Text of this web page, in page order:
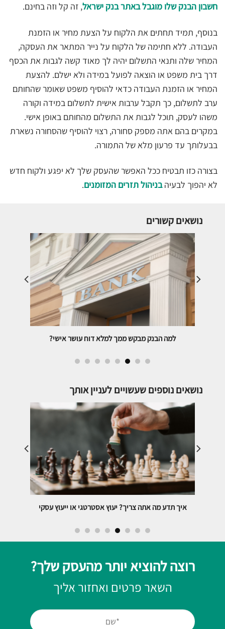
חשבון הבנק שלו מוגבל באתר בנק ישראל, זה קל וזה בחינם.
בנוסף, תמיד תחתים את הלקוח על הצעת מחיר או הזמנת
העבודה. ללא חתימה של הלקוח על נייר המתאר את העסקה,
המחיר שלה ותנאי התשלום יהיה לך מאוד קשה לגבות את הכסף
דרך בית משפט או הוצאה לפועל במידה ולא ישלם. להצעת
המחיר או הזמנת העבודה כדאי להוסיף משפט שאומר שהחותם
ערב לתשלום, כך תקבל ערבות אישית לתשלום במידה וקורה
משהו לעסק, תוכל לגבות את התשלום מהחותם באופן אישי.
במקרים בהם אתה מספק סחורה, רצוי להוסיף שהסחורה נשארת
בבעלותך עד פרעון מלא של התמורה.
בצורה כזו תבטיח ככל האפשר שהעסק שלך לא יפגע ולקוח חדש
לא יהפוך לבעיהבניהול תזרים המזומנים.
נושאים קשורים
דוח עושר אישי? איך תגרום לבנקאי לעזור עם תזרים
נושאים נוספים שעשויים לעניין אותך
איך תדע מה אתה צריך? יעוץ אסטרטגי או ייעוץ עסקי
רוצה להוציא יותר מהעסק שלך?
השאר פרטים ואחזור אליך